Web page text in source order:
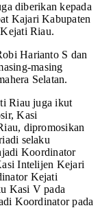
diberikan kepada
Kajari Kabupaten
Riau.
Harianto S dan
masing
Selatan.
Riau juga ikut
Kasi
dipromosikan
selaku
Koordinator
Intelijen Kejari
Kejati
Kasi V pada
Koordinator pada